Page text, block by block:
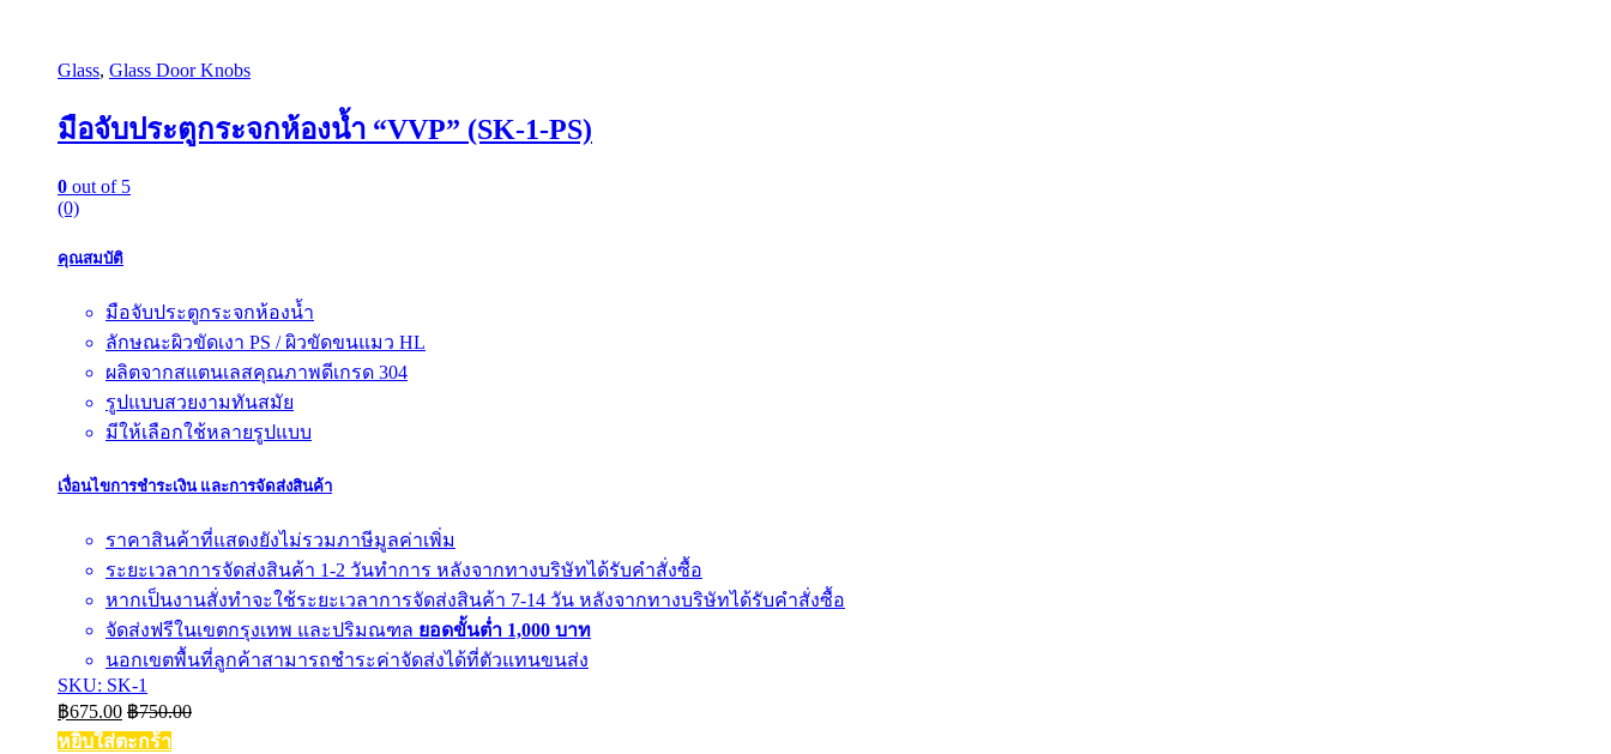
Glass, Glass Door Knobs
มือจับประตูกระจกห้องน้ำ “VVP” (SK-1-PS)
0 out of 5
(0)
คุณสมบัติ
มือจับประตูกระจกห้องน้ำ
ลักษณะผิวขัดเงา PS / ผิวขัดขนแมว HL
ผลิตจากสแตนเลสคุณภาพดีเกรด 304
รูปแบบสวยงามทันสมัย
มีให้เลือกใช้หลายรูปแบบ
เงื่อนไขการชำระเงิน และการจัดส่งสินค้า
ราคาสินค้าที่แสดงยังไม่รวมภาษีมูลค่าเพิ่ม
ระยะเวลาการจัดส่งสินค้า 1-2 วันทำการ หลังจากทางบริษัทได้รับคำสั่งซื้อ
หากเป็นงานสั่งทำจะใช้ระยะเวลาการจัดส่งสินค้า 7-14 วัน หลังจากทางบริษัทได้รับคำสั่งซื้อ
จัดส่งฟรีในเขตกรุงเทพ และปริมณฑล ยอดขั้นต่ำ 1,000 บาท
นอกเขตพื้นที่ลูกค้าสามารถชำระค่าจัดส่งได้ที่ตัวแทนขนส่ง
SKU: SK-1
฿675.00 ฿750.00
หยิบใส่ตะกร้า